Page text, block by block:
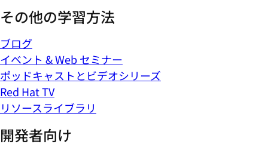
その他の学習方法
ブログ
イベント & Web セミナー
ポッドキャストとビデオシリーズ
Red Hat TV
リソースライブラリ
開発者向け